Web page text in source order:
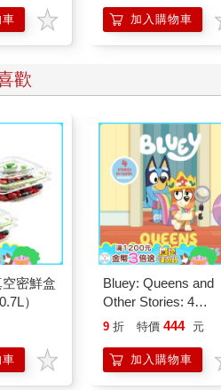
車 加入購物車
歡
密鮮盒
）
車
Bluey: Queens and
Other Stories: 4
Stories in 1 Book.
9 折 特價 444 元
加入購物車